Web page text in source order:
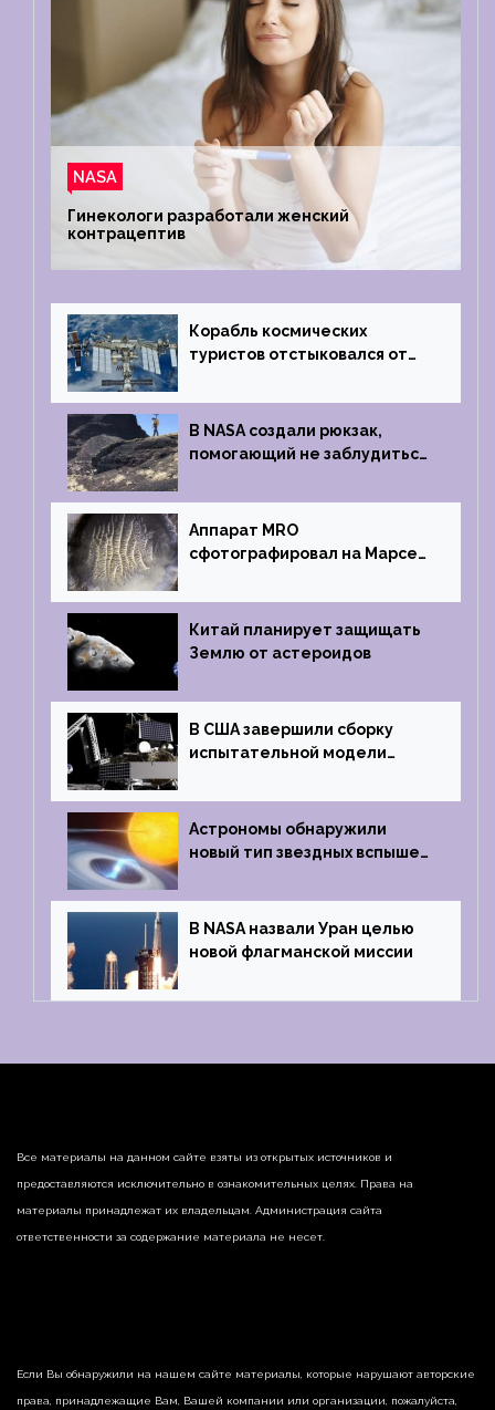
NASA
Гинекологи разработали женский
контрацептив
Корабль космических
туристов отстыковался от
на Землю
В NASA создали рюкзак,
помогающий не заблудиться
Аппарат MRO
сфотографировал на Марсе
на отпечаток пальца
Китай планирует защищать
Землю от астероидов
В США завершили сборку
испытательной модели
Griffin
Астрономы обнаружили
новый тип звездных вспышек
В NASA назвали Уран целью
новой флагманской миссии
Все материалы на данном сайте взяты из открытых источников и
предоставляются исключительно в ознакомительных целях. Права на
материалы принадлежат их владельцам. Администрация сайта
ответственности за содержание материала не несет.
Если Вы обнаружили на нашем сайте материалы, которые нарушают авторские
права, принадлежащие Вам, Вашей компании или организации, пожалуйста,